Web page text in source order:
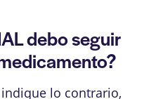
debo seguir
lo contrario,